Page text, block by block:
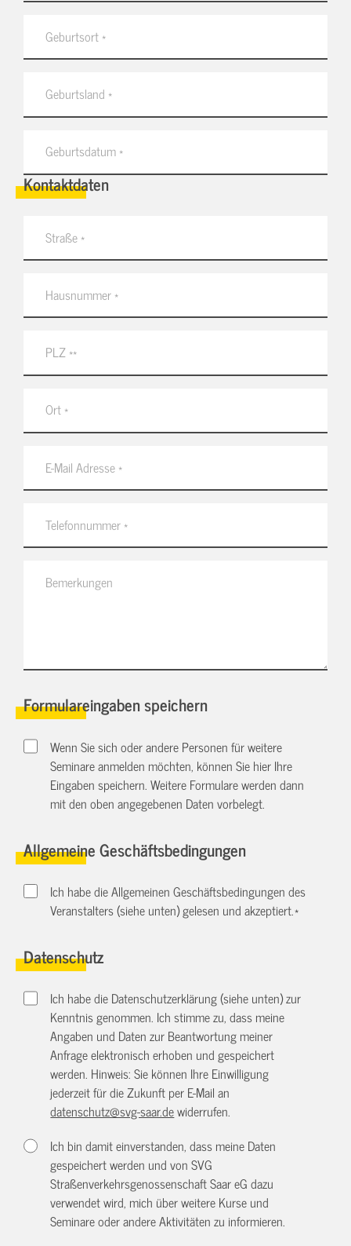
Kontaktdaten
Formulareingaben speichern
Wenn Sie sich oder andere Personen für weitere
Seminare anmelden möchten, können Sie hier Ihre
Eingaben speichern. Weitere Formulare werden dann
mit den oben angegebenen Daten vorbelegt.
Allgemeine Geschäftsbedingungen
Ich habe die Allgemeinen Geschäftsbedingungen des
Veranstalters (siehe unten) gelesen und akzeptiert.*
Datenschutz
Ich habe die Datenschutzerklärung (siehe unten) zur
Kenntnis genommen. Ich stimme zu, dass meine
Angaben und Daten zur Beantwortung meiner
Anfrage elektronisch erhoben und gespeichert
werden. Hinweis: Sie können Ihre Einwilligung
jederzeit für die Zukunft per E-Mail an
datenschutz@svg-saar.dewiderrufen.
Ich bin damit einverstanden, dass meine Daten
gespeichert werden und von SVG
Straßenverkehrsgenossenschaft Saar eG dazu
verwendet wird, mich über weitere Kurse und
Seminare oder andere Aktivitäten zu informieren.